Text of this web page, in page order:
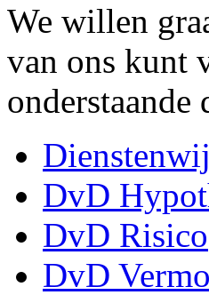
We willen
van ons kunt
onderstaande
DvD
DvD Risico
DvD